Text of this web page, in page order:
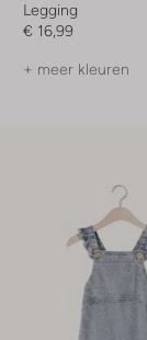
Legging
€ 16,99
+ meer kleuren